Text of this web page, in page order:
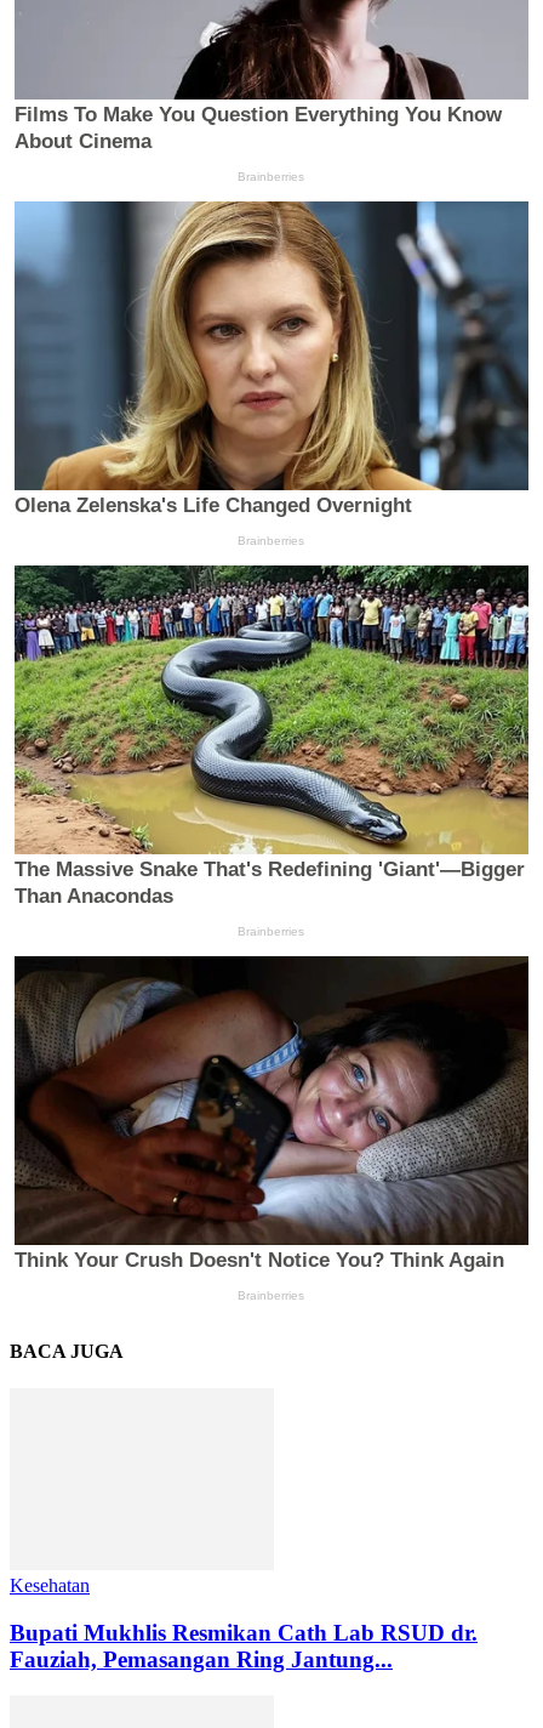
BACA JUGA
Kesehatan
Bupati Mukhlis Resmikan Cath Lab RSUD dr.
Fauziah, Pemasangan Ring Jantung...